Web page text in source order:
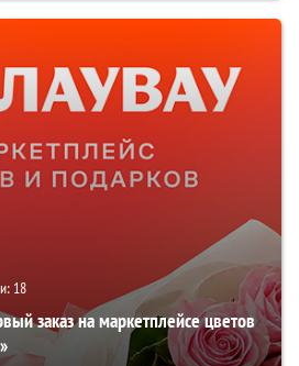
18
заказ на маркетплейсе цветов